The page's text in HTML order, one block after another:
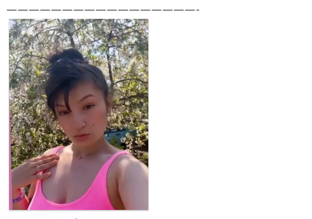
—————————————————-